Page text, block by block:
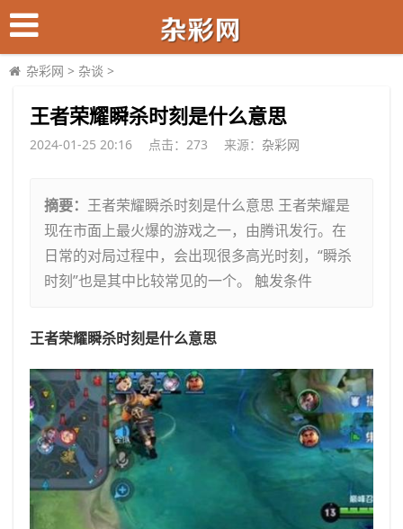
杂彩网 > 杂谈 >
​王者荣耀瞬杀时刻是什么意思
2024-01-25 20:16 点击： 273 来源： 杂彩网
摘要： 王者荣耀瞬杀时刻是什么意思 王者荣耀是
现在市面上最火爆的游戏之一，由腾讯发行。在
日常的对局过程中，会出现很多高光时刻，“瞬杀
时刻”也是其中比较常见的一个。 触发条件
王者荣耀瞬杀时刻是什么意思